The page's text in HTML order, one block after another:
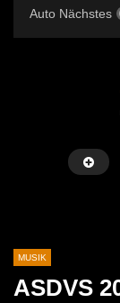
Auto Nächstes
MUSIK
ASDVS